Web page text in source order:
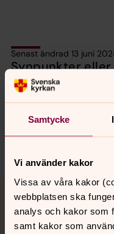
Samtycke
Vi använder kakor
Vissa av våra kakor
webbplatsen ska
analys och kakor som
samt kakor som
Senast ändrad 13 juni
Synpunkter
innehåll?
Dela
Tillbaka till toppen
Tillbaka till innehållet